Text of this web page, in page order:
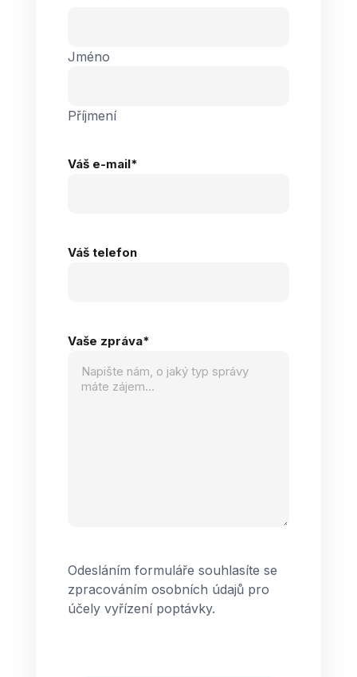
Jméno
Příjmení
Váš e-mail*
Váš telefon
Vaše zpráva*
Odesláním formuláře souhlasíte se
zpracováním osobních údajů pro
účely vyřízení poptávky.